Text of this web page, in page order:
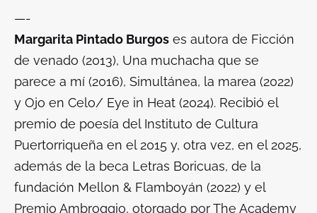
—-
Margarita Pintado Burgos es autora de Ficción
de venado (2013), Una muchacha que se
parece a mí (2016), Simultánea, la marea (2022)
y Ojo en Celo/ Eye in Heat (2024). Recibió el
premio de poesía del Instituto de Cultura
Puertorriqueña en el 2015 y, otra vez, en el 2025,
además de la beca Letras Boricuas, de la
fundación Mellon & Flamboyán (2022) y el
Premio Ambroggio, otorgado por The Academy